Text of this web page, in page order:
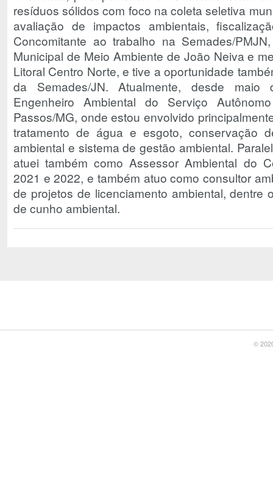
resíduos sólidos com foco na coleta seletiva
avaliação de impactos ambientais,
Concomitante ao trabalho na Semades/
Municipal de Meio Ambiente de João Neiva e
Litoral Centro Norte, e tive a oportunidade
da Semades/JN. Atualmente, desde
Engenheiro Ambiental do Serviço
Passos/MG, onde estou envolvido
tratamento de água e esgoto, conservação
ambiental e sistema de gestão ambiental.
atuei também como Assessor Ambiental do
2021 e 2022, e também atuo como consultor
de projetos de licenciamento ambiental, dentre
de cunho ambiental.
©